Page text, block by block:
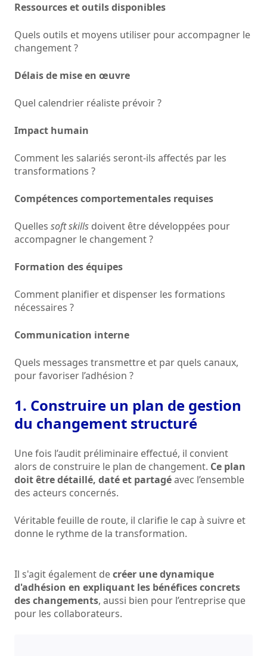
Ressources et outils disponibles
Quels outils et moyens utiliser pour accompagner le
changement ?
Délais de mise en œuvre
Quel calendrier réaliste prévoir ?
Impact humain
Comment les salariés seront-ils affectés par les
transformations ?
Compétences comportementales requises
Quelles soft skills doivent être développées pour
accompagner le changement ?
Formation des équipes
Comment planifier et dispenser les formations
nécessaires ?
Communication interne
Quels messages transmettre et par quels canaux,
pour favoriser l’adhésion ?
1. Construire un plan de gestion
du changement structuré
Une fois l’audit préliminaire effectué, il convient
alors de construire le plan de changement. Ce plan
doit être détaillé, daté et partagéavec l’ensemble
des acteurs concernés.
Véritable feuille de route, il clarifie le cap à suivre et
donne le rythme de la transformation.
Il s'agit également decréer une dynamique
d'adhésion en expliquant les bénéfices concrets
des changements, aussi bien pour l’entreprise que
pour les collaborateurs.